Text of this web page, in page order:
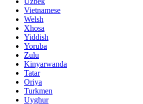
Vietnamese
Welsh
Xhosa
Yiddish
Yoruba
Zulu
Kinyarwanda
Tatar
Oriya
Turkmen
Uyghur